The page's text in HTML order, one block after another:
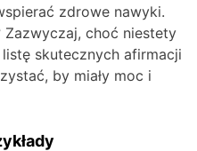
zdrowe nawyki.
Zazwyczaj, choć niestety
skutecznych afirmacji
by miały moc i